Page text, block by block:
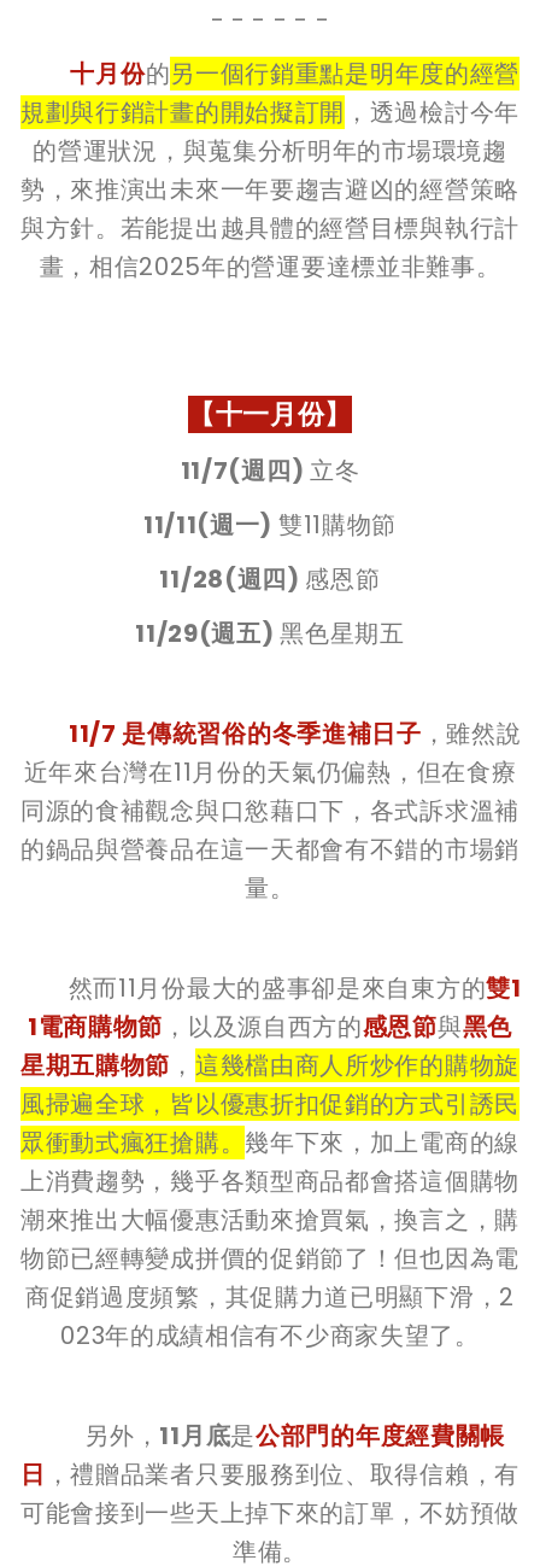
- - - - - -
十月份的另一個行銷重點是明年度的經營
規劃與行銷計畫的開始擬訂開 ，透過檢討今年
的營運狀況，與蒐集分析明年的市場環境趨
勢，來推演出未來一年要趨吉避凶的經營策略
與方針。若能提出越具體的經營目標與執行計
畫，相信2025年的營運要達標並非難事。
【十一月份】
11/7(週四) 立冬
11/11(週一) 雙11購物節
11/28(週四) 感恩節
11/29(週五)黑色星期五
11/7 是傳統習俗的冬季進補日子 ，雖然說
近年來台灣在11月份的天氣仍偏熱，但在食療
同源的食補觀念與口慾藉口下，各式訴求溫補
的鍋品與營養品在這一天都會有不錯的市場銷
量。
然而11月份最大的盛事卻是來自東方的雙1
1電商購物節 ，以及源自西方的感恩節與黑色
星期五購物節 ， 這幾檔由商人所炒作的購物旋
風掃遍全球，皆以優惠折扣促銷的方式引誘民
眾衝動式瘋狂搶購。 幾年下來，加上電商的線
上消費趨勢，幾乎各類型商品都會搭這個購物
潮來推出大幅優惠活動來搶買氣，換言之，購
物節已經轉變成拼價的促銷節了！但也因為電
商促銷過度頻繁，其促購力道已明顯下滑，2
023年的成績相信有不少商家失望了。
另外， 11月底是公部門的年度經費關帳
日 ，禮贈品業者只要服務到位、取得信賴，有
可能會接到一些天上掉下來的訂單，不妨預做
準備。